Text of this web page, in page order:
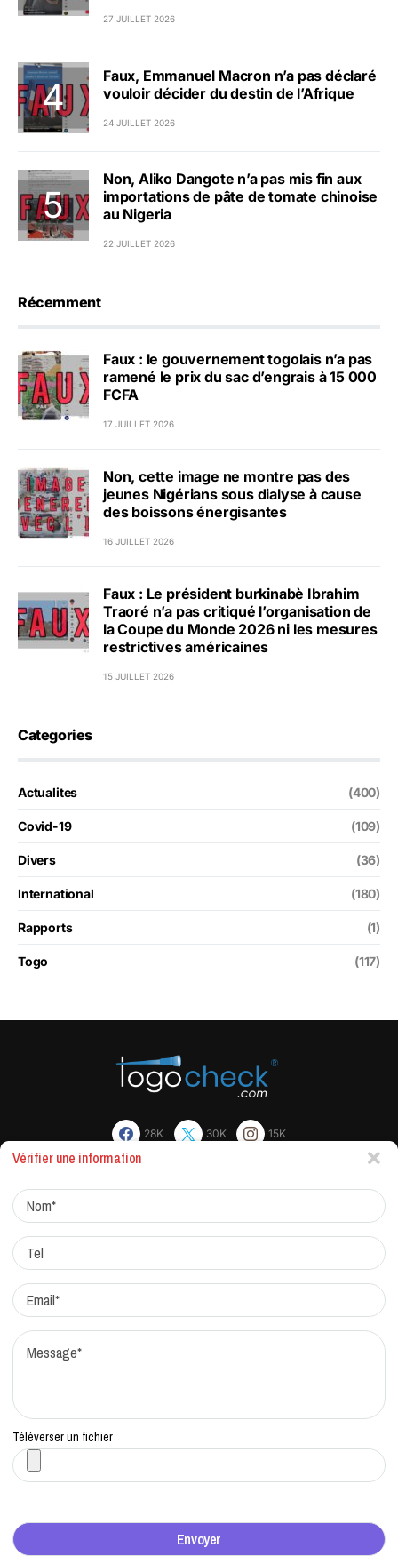
27 JUILLET 2026
Faux, Emmanuel Macron n’a pas déclaré
vouloir décider du destin de l’Afrique
24 JUILLET 2026
Non, Aliko Dangote n’a pas mis fin aux
importations de pâte de tomate chinoise
au Nigeria
22 JUILLET 2026
Récemment
Faux : le gouvernement togolais n’a pas
ramené le prix du sac d’engrais à 15 000
FCFA
17 JUILLET 2026
Non, cette image ne montre pas des
jeunes Nigérians sous dialyse à cause
des boissons énergisantes
16 JUILLET 2026
Faux : Le président burkinabè Ibrahim
Traoré n’a pas critiqué l’organisation de
la Coupe du Monde 2026 ni les mesures
restrictives américaines
15 JUILLET 2026
Categories
Actualites (400)
Covid-19 (109)
Divers (36)
International (180)
Rapports (1)
Togo (117)
28K 30K 15K
Protocole de correction
Vérifier une information
Téléverser un fichier